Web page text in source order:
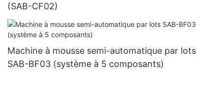
(SAB-CF02)
Machine à mousse semi-automatique par lots
SAB-BF03 (système à 5 composants)